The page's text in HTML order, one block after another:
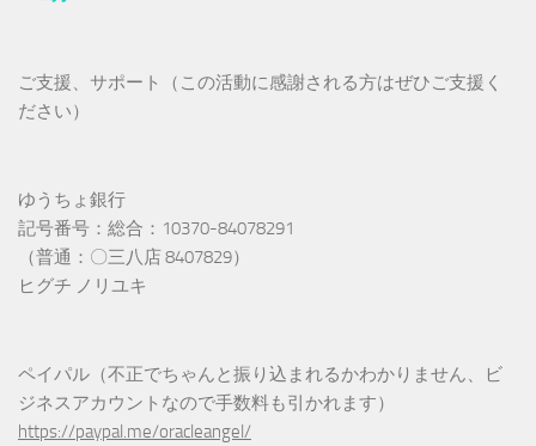
ご支援、サポート（この活動に感謝される方はぜひご支援く
ださい）
ゆうちょ銀行
記号番号：総合：10370-84078291
（普通：〇三八店 8407829）
ヒグチ ノリユキ
ペイパル（不正でちゃんと振り込まれるかわかりません、ビ
ジネスアカウントなので手数料も引かれます）
https://paypal.me/oracleangel/